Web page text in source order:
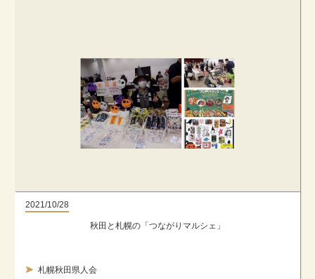
2021/10/28
札幌秋田県人会
秋田と札幌の「つながりマルシェ」